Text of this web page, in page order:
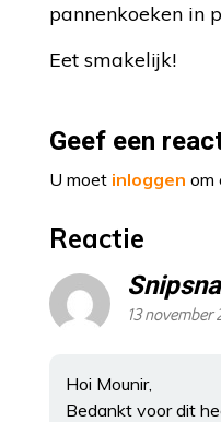
pannenkoeken in
Eet smakelijk!
Geef een
U moet inloggen om
Reactie
13 november
Hoi Mounir,
Bedankt voor dit